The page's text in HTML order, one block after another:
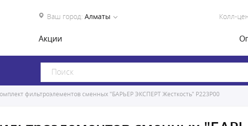
Ваш город: Алматы Колл-
Акции
фильтроэлементов сменных "БАРЬЕР ЭКСПЕРТ Жесткость" Р223Р00